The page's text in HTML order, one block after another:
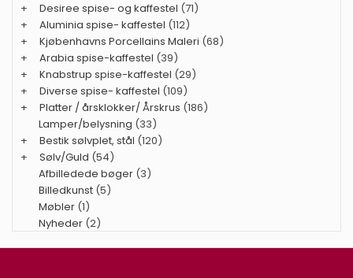
+
Desiree spise- og kaffestel (71)
+
Aluminia spise- kaffestel (112)
+
Kjøbenhavns Porcellains Maleri (68)
+
Arabia spise-kaffestel (39)
+
Knabstrup spise-kaffestel (29)
+
Diverse spise- kaffestel (109)
+
Platter / årsklokker/ Årskrus (186)
Lamper/belysning (33)
+
Bestik sølvplet, stål (120)
+
Sølv/Guld (54)
Afbilledede bøger (3)
Billedkunst (5)
Møbler (1)
Nyheder (2)